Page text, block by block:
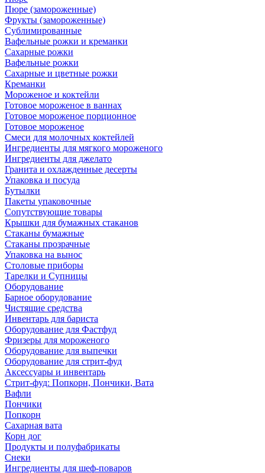
Пюре (замороженные)
Фрукты (замороженные)
Сублимированные
Вафельные рожки и креманки
Сахарные рожки
Вафельные рожки
Сахарные и цветные рожки
Креманки
Мороженое и коктейли
Готовое мороженое в ваннах
Готовое мороженое порционное
Готовое мороженое
Смеси для молочных коктейлей
Ингредиенты для мягкого мороженого
Ингредиенты для джелато
Гранита и охлажденные десерты
Упаковка и посуда
Бутылки
Пакеты упаковочные
Сопутствующие товары
Крышки для бумажных стаканов
Стаканы бумажные
Стаканы прозрачные
Упаковка на вынос
Столовые приборы
Тарелки и Супницы
Оборудование
Барное оборудование
Чистящие средства
Инвентарь для бариста
Оборудование для Фастфуд
Фризеры для мороженого
Оборудование для выпечки
Оборудование для стрит-фуд
Аксессуары и инвентарь
Стрит-фуд: Попкорн, Пончики, Вата
Вафли
Пончики
Попкорн
Сахарная вата
Корн дог
Продукты и полуфабрикаты
Снеки
Ингредиенты для шеф-поваров